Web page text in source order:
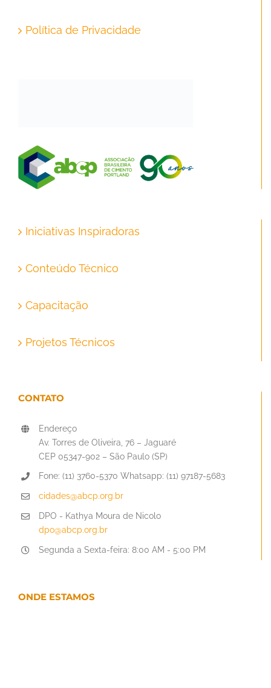
Política de Privacidade
Iniciativas Inspiradoras
Conteúdo Técnico
Capacitação
Projetos Técnicos
CONTATO
Endereço
Av. Torres de Oliveira, 76 – Jaguaré
CEP 05347-902 – São Paulo (SP)
Fone: (11) 3760-5370 Whatsapp: (11) 97187-5683
cidades@abcp.org.br
DPO - Kathya Moura de Nicolo
dpo@abcp.org.br
Segunda a Sexta-feira: 8:00 AM - 5:00 PM
ONDE ESTAMOS